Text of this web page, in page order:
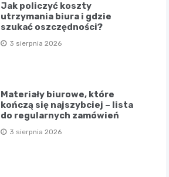
Jak policzyć koszty
utrzymania biura i gdzie
szukać oszczędności?
3 sierpnia 2026
Materiały biurowe, które
kończą się najszybciej – lista
do regularnych zamówień
3 sierpnia 2026